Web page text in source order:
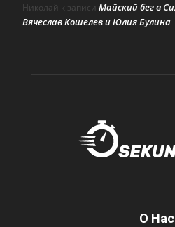
Николай к записи Майский бег в
Вячеслав Кошелев и Юлия Булина
О Нас